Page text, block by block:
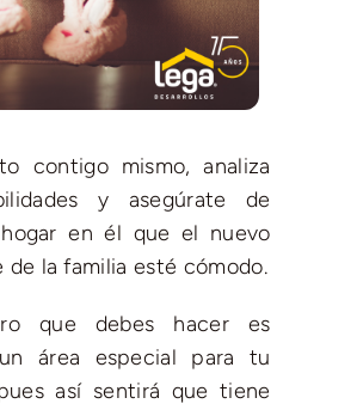
contigo mismo, analiza
y asegúrate de
en él que el nuevo
de la familia esté cómodo.
que debes hacer es
área especial para tu
así sentirá que tiene